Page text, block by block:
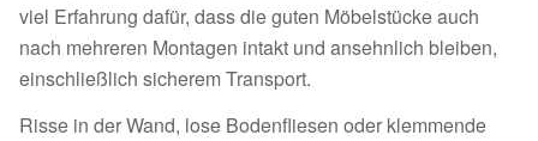
viel Erfahrung dafür, dass die guten Möbelstücke auch
nach mehreren Montagen intakt und ansehnlich bleiben,
einschließlich sicherem Transport.
Risse in der Wand, lose Bodenfliesen oder klemmende